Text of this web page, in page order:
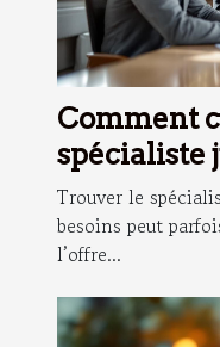
Comment
spécialiste
besoins ?
Trouver le
besoins peut
l’offre...